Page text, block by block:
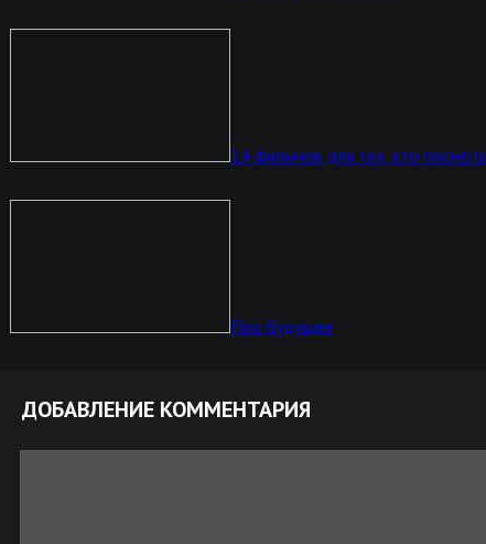
14 фильмов для тех, кто
Про будущее
ДОБАВЛЕНИЕ КОММЕНТАРИЯ